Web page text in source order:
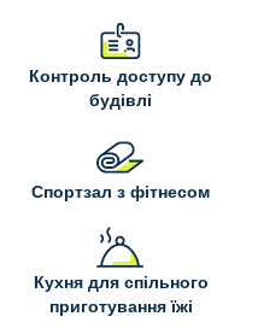
Контроль доступу до
будівлі
Спортзал з фітнесом
Кухня для спільного
приготування їжі